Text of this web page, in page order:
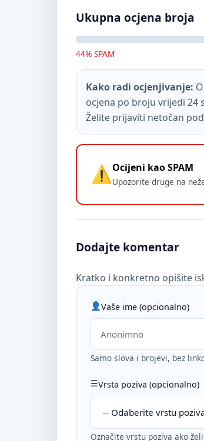
Ukupna ocjena broja
44% SPAM
Kako radi ocjenjivanje:
ocjena po broju vrijedi 24
Želite prijaviti netočan
Ocijeni kao SPAM
Upozorite druge na
Dodajte komentar
Kratko i konkretno opišite
Vaše ime (opcionalno)
Samo slova i brojevi, bez
Vrsta poziva (opcionalno)
Označite vrstu poziva ako